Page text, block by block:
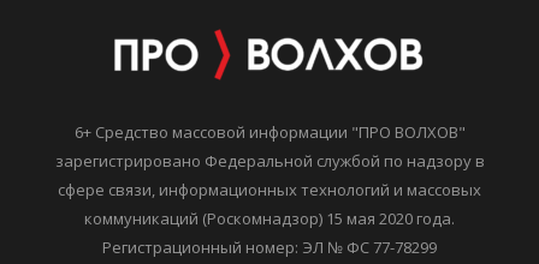
6+ Средство массовой информации "ПРО ВОЛХОВ"
зарегистрировано Федеральной службой по надзору в
сфере связи, информационных технологий и массовых
коммуникаций (Роскомнадзор) 15 мая 2020 года.
Регистрационный номер: ЭЛ № ФС 77-78299